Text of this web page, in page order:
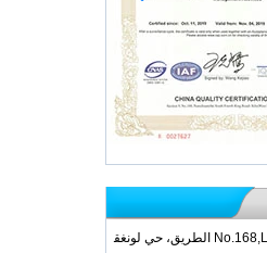
إضافة: No.168,Longgang الطريق، حي لونغق